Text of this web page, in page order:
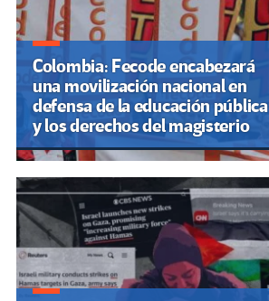
Colombia: Fecode encabezará
una movilización nacional en
defensa de la educación pública
y los derechos del magisterio